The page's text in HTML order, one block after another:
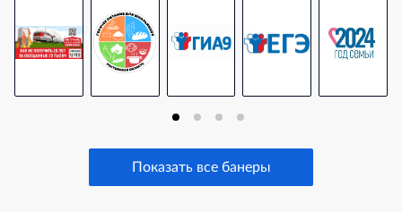
Показать все банеры